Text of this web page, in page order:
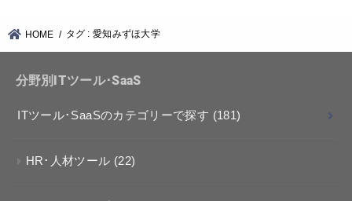
HOME タグ : 愛知みずほ大学
分野別ITツール･SaaS
ITツール･SaaSのカテゴリーで探す (181)
HR･人材ツール (22)